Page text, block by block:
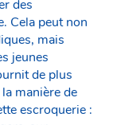
des
Cela peut non
mais
jeunes
de plus
manière de
escroquerie :